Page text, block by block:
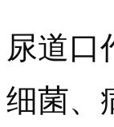
尿道口
细菌、